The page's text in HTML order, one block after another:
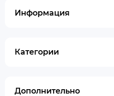
Информация
Категории
Дополнительно